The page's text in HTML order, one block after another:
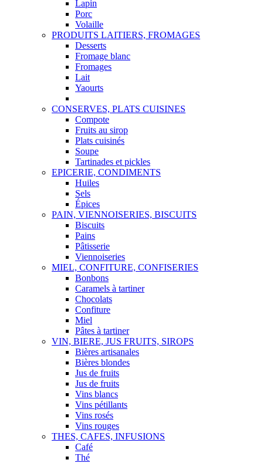
Lapin
Porc
Volaille
PRODUITS LAITIERS, FROMAGES
Desserts
Fromage blanc
Fromages
Lait
Yaourts
CONSERVES, PLATS CUISINES
Compote
Fruits au sirop
Plats cuisinés
Soupe
Tartinades et pickles
EPICERIE, CONDIMENTS
Huiles
Sels
Épices
PAIN, VIENNOISERIES, BISCUITS
Biscuits
Pains
Pâtisserie
Viennoiseries
MIEL, CONFITURE, CONFISERIES
Bonbons
Caramels à tartiner
Chocolats
Confiture
Miel
Pâtes à tartiner
VIN, BIERE, JUS FRUITS, SIROPS
Bières artisanales
Bières blondes
Jus de fruits
Jus de fruits
Vins blancs
Vins pétillants
Vins rosés
Vins rouges
THES, CAFES, INFUSIONS
Café
Thé